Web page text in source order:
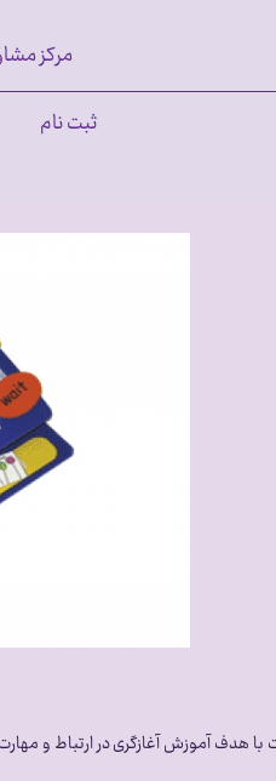
مرکز
ثبت نام
هدف آموزش آغازگری در ارتباط و